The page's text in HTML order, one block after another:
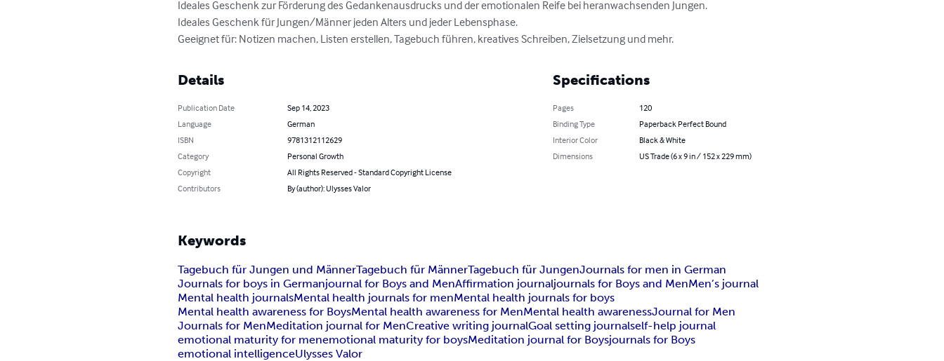
Ideales Geschenk zur Förderung des Gedankenausdrucks und der emotionalen Reife bei heranwachsenden Jungen.
Ideales Geschenk für Jungen/Männer jeden Alters und jeder Lebensphase.
Geeignet für: Notizen machen, Listen erstellen, Tagebuch führen, kreatives Schreiben, Zielsetzung und mehr.
Details
Publication Date
Sep 14, 2023
Language
German
ISBN
9781312112629
Category
Personal Growth
Copyright
All Rights Reserved - Standard Copyright License
Contributors
By (author): Ulysses Valor
Specifications
Pages
120
Binding Type
Paperback Perfect Bound
Interior Color
Black & White
Dimensions
US Trade (6 x 9 in / 152 x 229 mm)
Keywords
Tagebuch für Jungen und MännerTagebuch für MännerTagebuch für JungenJournals for men in German
Journals for boys in Germanjournal for Boys and MenAffirmation journaljournals for Boys and MenMen’s journal
Mental health journalsMental health journals for menMental health journals for boys
Mental health awareness for BoysMental health awareness for MenMental health awarenessJournal for Men
Journals for MenMeditation journal for MenCreative writing journalGoal setting journalself-help journal
emotional maturity for menemotional maturity for boysMeditation journal for Boysjournals for Boys
emotional intelligenceUlysses Valor